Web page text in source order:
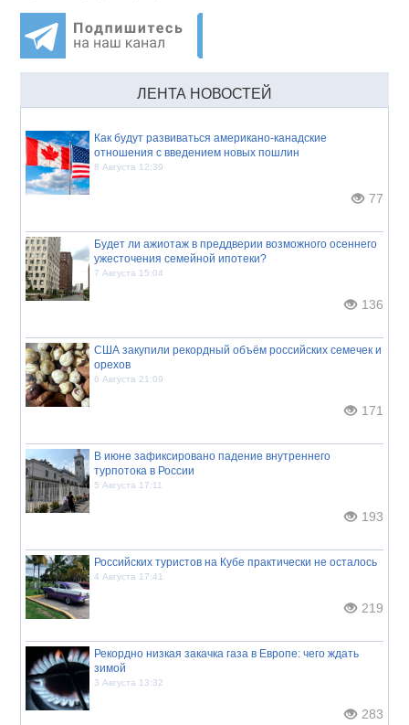
ЛЕНТА НОВОСТЕЙ
Как будут развиваться американо-канадские
отношения с введением новых пошлин
8 Августа 12:39
77
Будет ли ажиотаж в преддверии возможного осеннего
ужесточения семейной ипотеки?
7 Августа 15:04
136
США закупили рекордный объём российских семечек и
орехов
6 Августа 21:09
171
В июне зафиксировано падение внутреннего
турпотока в России
5 Августа 17:11
193
Российских туристов на Кубе практически не осталось
4 Августа 17:41
219
Рекордно низкая закачка газа в Европе: чего ждать
зимой
3 Августа 13:32
283